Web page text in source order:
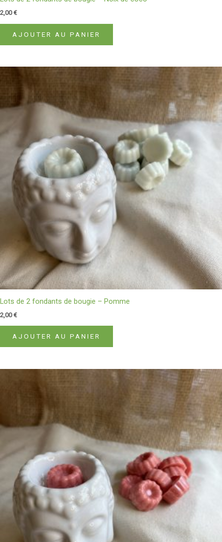
2,00€
AJOUTER AU PANIER
Lots de 2 fondants de bougie – Pomme
2,00€
AJOUTER AU PANIER